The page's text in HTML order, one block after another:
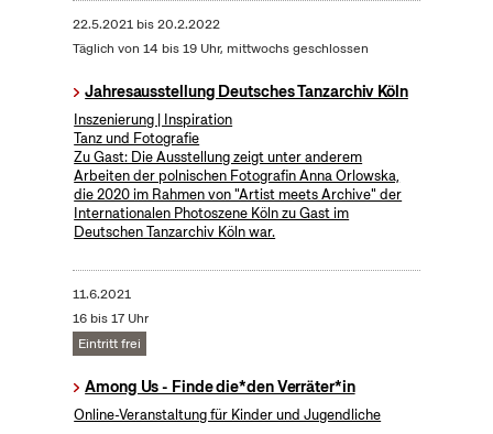
22.5.2021bis20.2.2022
Täglich von 14 bis 19 Uhr, mittwochs geschlossen
Jahresausstellung Deutsches Tanzarchiv Köln
Inszenierung | Inspiration
Tanz und Fotografie
Zu Gast: Die Ausstellung zeigt unter anderem
Arbeiten der polnischen Fotografin Anna Orlowska,
die 2020 im Rahmen von "Artist meets Archive" der
Internationalen Photoszene Köln zu Gast im
Deutschen Tanzarchiv Köln war.
11.6.2021
16 bis 17 Uhr
Eintritt frei
Among Us - Finde die*den Verräter*in
Online-Veranstaltung für Kinder und Jugendliche